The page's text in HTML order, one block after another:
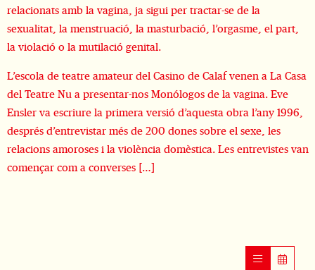
relacionats amb la vagina, ja sigui per tractar-se de la
sexualitat, la menstruació, la masturbació, l’orgasme, el part,
la violació o la mutilació genital.
L’escola de teatre amateur del Casino de Calaf venen a La Casa
del Teatre Nu a presentar-nos Monólogos de la vagina. Eve
Ensler va escriure la primera versió d’aquesta obra l’any 1996,
després d’entrevistar més de 200 dones sobre el sexe, les
relacions amoroses i la violència domèstica. Les entrevistes van
començar com a converses […]